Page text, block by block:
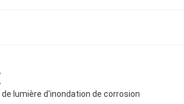
lumière d'inondation de corrosion